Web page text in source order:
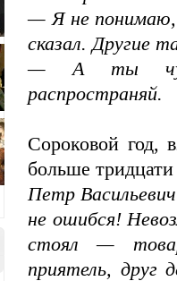
— Я не понимаю,
сказал. Другие
— А ты
распространяй.
Сороковой год,
больше
Петр
не ошибся!
стоял —
приятель, друг